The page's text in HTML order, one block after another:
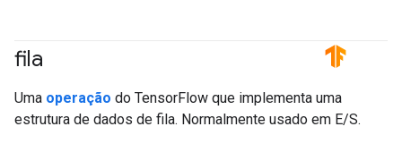
fila #TensorFlow
Uma operação do TensorFlow que implementa uma
estrutura de dados de fila. Normalmente usado em E/S.